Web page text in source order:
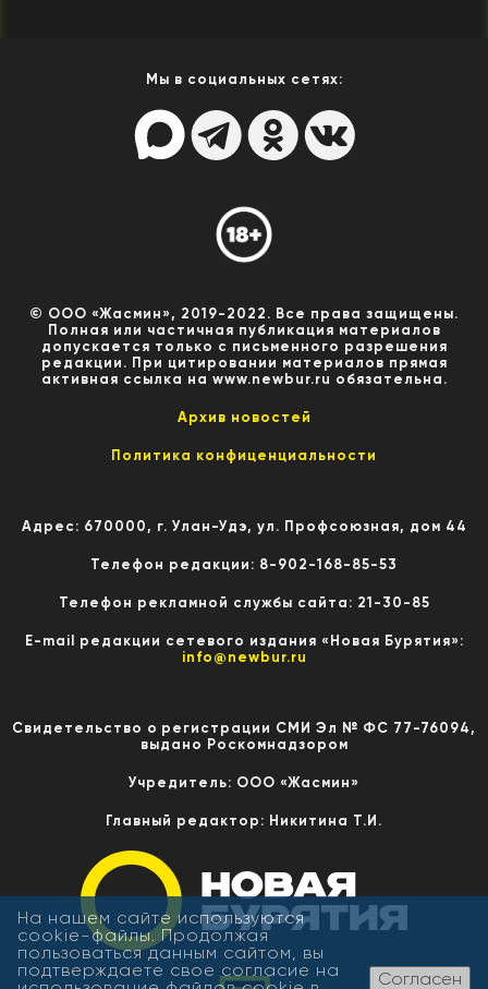
Мы в социальных сетях:
© ООО «Жасмин», 2019-2022. Все права защищены.
Полная или частичная публикация материалов
допускается только с письменного разрешения
редакции. При цитировании материалов прямая
активная ссылка на www.newbur.ru обязательна.
Архив новостей
Политика конфиценциальности
Адрес: 670000, г. Улан-Удэ, ул. Профсоюзная, дом 44
Телефон редакции: 8-902-168-85-53
Телефон рекламной службы сайта: 21-30-85
E-mail редакции сетевого издания «Новая Бурятия»:
info@newbur.ru
Свидетельство о регистрации СМИ Эл № ФС 77-76094,
выдано Роскомнадзором
Учредитель: ООО «Жасмин»
Главный редактор: Никитина Т.И.
На нашем сайте используются
cookie-файлы. Продолжая
пользоваться данным сайтом, вы
подтверждаете свое согласие на
Согласен